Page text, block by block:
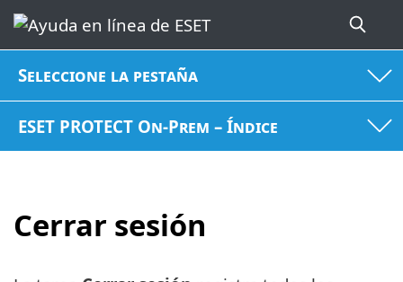
Seleccione la pestaña
ESET PROTECT On-Prem – Índice
Cerrar sesión